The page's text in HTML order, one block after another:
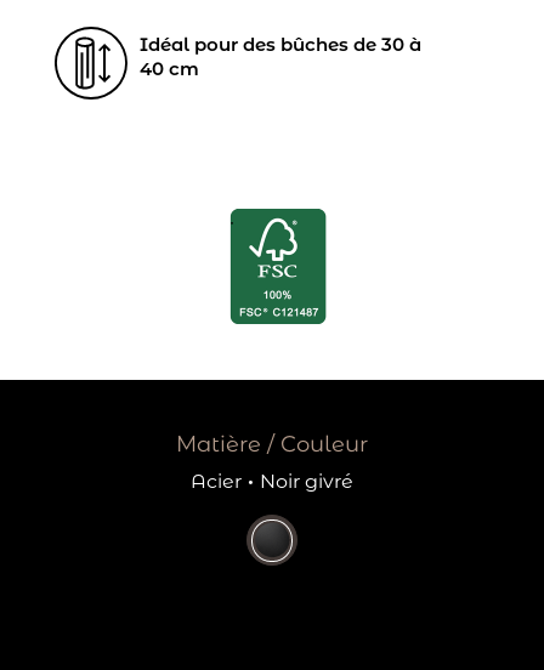
Idéal pour des bûches de 30 à
40 cm
Matière / Couleur
Acier · Noir givré